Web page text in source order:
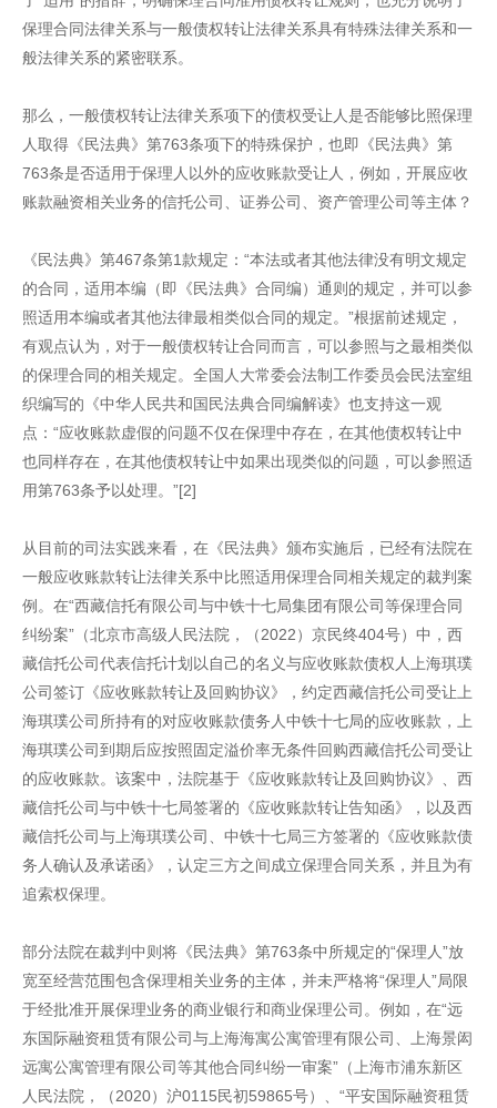
保理合同法律关系与一般债权转让法律关系具有特殊法律关系和一
般法律关系的紧密联系。
那么，一般债权转让法律关系项下的债权受让人是否能够比照保理
人取得《民法典》第763条项下的特殊保护，也即《民法典》第
763条是否适用于保理人以外的应收账款受让人，例如，开展应收
账款融资相关业务的信托公司、证券公司、资产管理公司等主体？
《民法典》第467条第1款规定：“本法或者其他法律没有明文规定
的合同，适用本编（即《民法典》合同编）通则的规定，并可以参
照适用本编或者其他法律最相类似合同的规定。”根据前述规定，
有观点认为，对于一般债权转让合同而言，可以参照与之最相类似
的保理合同的相关规定。全国人大常委会法制工作委员会民法室组
织编写的《中华人民共和国民法典合同编解读》也支持这一观
点：“应收账款虚假的问题不仅在保理中存在，在其他债权转让中
也同样存在，在其他债权转让中如果出现类似的问题，可以参照适
用第763条予以处理。”[2]
从目前的司法实践来看，在《民法典》颁布实施后，已经有法院在
一般应收账款转让法律关系中比照适用保理合同相关规定的裁判案
例。在“西藏信托有限公司与中铁十七局集团有限公司等保理合同
纠纷案”（北京市高级人民法院，（2022）京民终404号）中，西
藏信托公司代表信托计划以自己的名义与应收账款债权人上海琪璞
公司签订《应收账款转让及回购协议》，约定西藏信托公司受让上
海琪璞公司所持有的对应收账款债务人中铁十七局的应收账款，上
海琪璞公司到期后应按照固定溢价率无条件回购西藏信托公司受让
的应收账款。该案中，法院基于《应收账款转让及回购协议》、西
藏信托公司与中铁十七局签署的《应收账款转让告知函》，以及西
藏信托公司与上海琪璞公司、中铁十七局三方签署的《应收账款债
务人确认及承诺函》，认定三方之间成立保理合同关系，并且为有
追索权保理。
部分法院在裁判中则将《民法典》第763条中所规定的“保理人”放
宽至经营范围包含保理相关业务的主体，并未严格将“保理人”局限
于经批准开展保理业务的商业银行和商业保理公司。例如，在“远
东国际融资租赁有限公司与上海海寓公寓管理有限公司、上海景闳
远寓公寓管理有限公司等其他合同纠纷一审案”（上海市浦东新区
人民法院，（2020）沪0115民初59865号）、“平安国际融资租赁